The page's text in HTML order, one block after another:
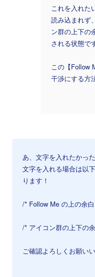
これを入れた
読み込まれず
ン群の上下の
される状態で
この【Follow
干渉にする方
あ、文字を入れたかった
文字を入れる場合は以
ります！
/* Follow Me の上の余
/* アイコン群の上下の
ご確認よろしくお願い